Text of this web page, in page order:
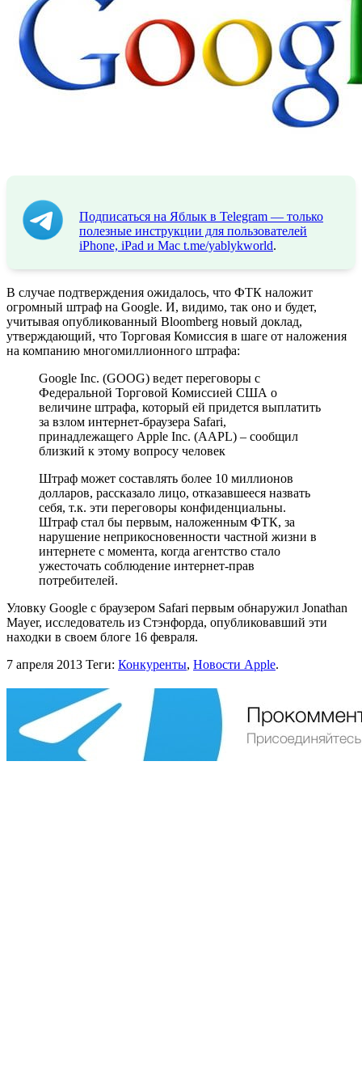
Подписаться на Яблык в Telegram — только
полезные инструкции для пользователей
iPhone, iPad и Mac t.me/yablykworld.
В случае подтверждения ожидалось, что ФТК наложит
огромный штраф на Google. И, видимо, так оно и будет,
учитывая опубликованный Bloomberg новый доклад,
утверждающий, что Торговая Комиссия в шаге от наложения
на компанию многомиллионного штрафа:
Google Inc. (GOOG) ведет переговоры с
Федеральной Торговой Комиссией США о
величине штрафа, который ей придется выплатить
за взлом интернет-браузера Safari,
принадлежащего Apple Inc. (AAPL) – сообщил
близкий к этому вопросу человек
Штраф может составлять более 10 миллионов
долларов, рассказало лицо, отказавшееся назвать
себя, т.к. эти переговоры конфиденциальны.
Штраф стал бы первым, наложенным ФТК, за
нарушение неприкосновенности частной жизни в
интернете с момента, когда агентство стало
ужесточать соблюдение интернет-прав
потребителей.
Уловку Google с браузером Safari первым обнаружил Jonathan
Mayer, исследователь из Стэнфорда, опубликовавший эти
находки в своем блоге 16 февраля.
7 апреля 2013 Теги: Конкуренты, Новости Apple.